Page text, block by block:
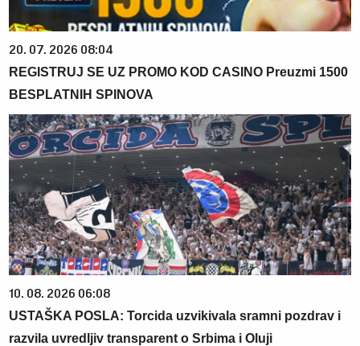
20. 07. 2026 08:04
REGISTRUJ SE UZ PROMO KOD CASINO Preuzmi 1500
BESPLATNIH SPINOVA
10. 08. 2026 06:08
USTAŠKA POSLA: Torcida uzvikivala sramni pozdrav i
razvila uvredljiv transparent o Srbima i Oluji